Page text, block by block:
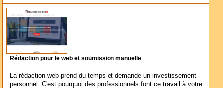
Rédaction pour le web et soumission manuelle
La rédaction web prend du temps et demande un investissement
personnel. C'est pourquoi des professionnels font ce travail à votre